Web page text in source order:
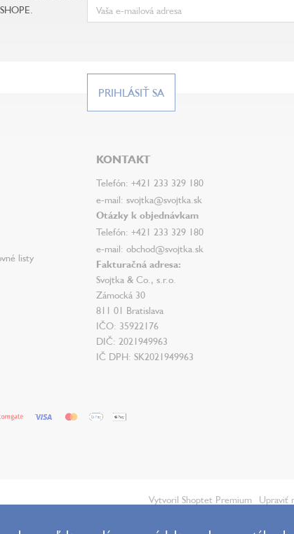
SHOPE.
PRIHLÁSIŤ SA
listy
KONTAKT
Telefón: +421 233 329 180
e-mail: svojtka@svojtka.sk
Otázky k objednávkam
Telefón: +421 233 329 180
e-mail: obchod@svojtka.sk
Fakturačná adresa:
Svojtka & Co., s.r.o.
Zámocká 30
811 01 Bratislava
IČO: 35922176
DIČ: 2021949963
IČ DPH: SK2021949963
Vytvoril Shoptet Premium Upraviť